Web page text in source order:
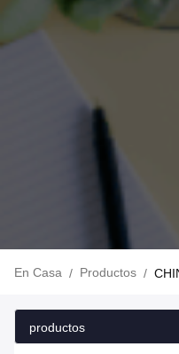
En Casa / Productos /
productos